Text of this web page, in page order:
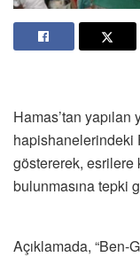
Hamas’tan yapılan
hapishanelerindeki
göstererek, esrilere
bulunmasına tepki
Açıklamada, “Ben-